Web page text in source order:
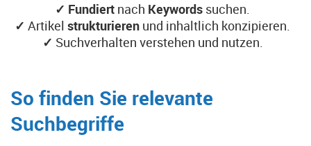
✓ Fundiert nach Keywords suchen.
✓ Artikel strukturieren und inhaltlich konzipieren.
✓ Suchverhalten verstehen und nutzen.
So finden Sie relevante
Suchbegriffe